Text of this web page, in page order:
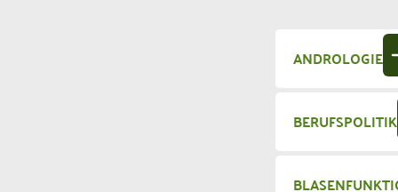
ANDROLOGIE
BERUFSPOLITIK